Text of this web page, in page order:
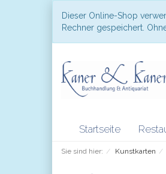
Dieser Online-Shop
Rechner gespeichert.
Startseite
Sie sind hier: Kunstkarten